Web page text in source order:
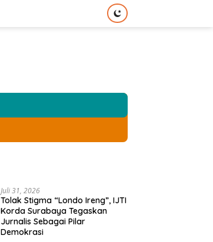
Juli 31, 2026
Tolak Stigma “Londo Ireng”, IJTI
Korda Surabaya Tegaskan
Jurnalis Sebagai Pilar
Demokrasi